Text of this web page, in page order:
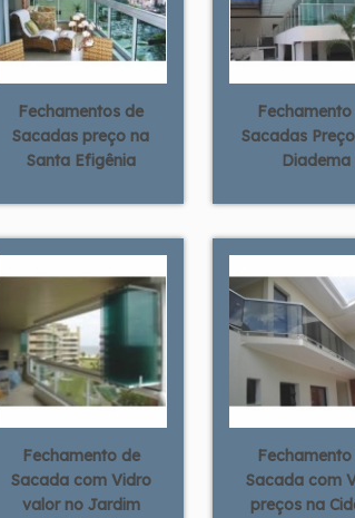
Fechamentos de
Sacadas preço na
Santa Efigênia
Sacadas
Diadema
Fechamento de
Sacada com Vidro
valor no Jardim
Sacada com
preços na